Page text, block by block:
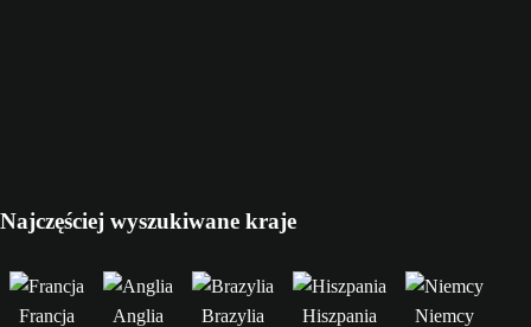
Najczęściej wyszukiwane kraje
Francja Anglia Brazylia Hiszpania Niemcy